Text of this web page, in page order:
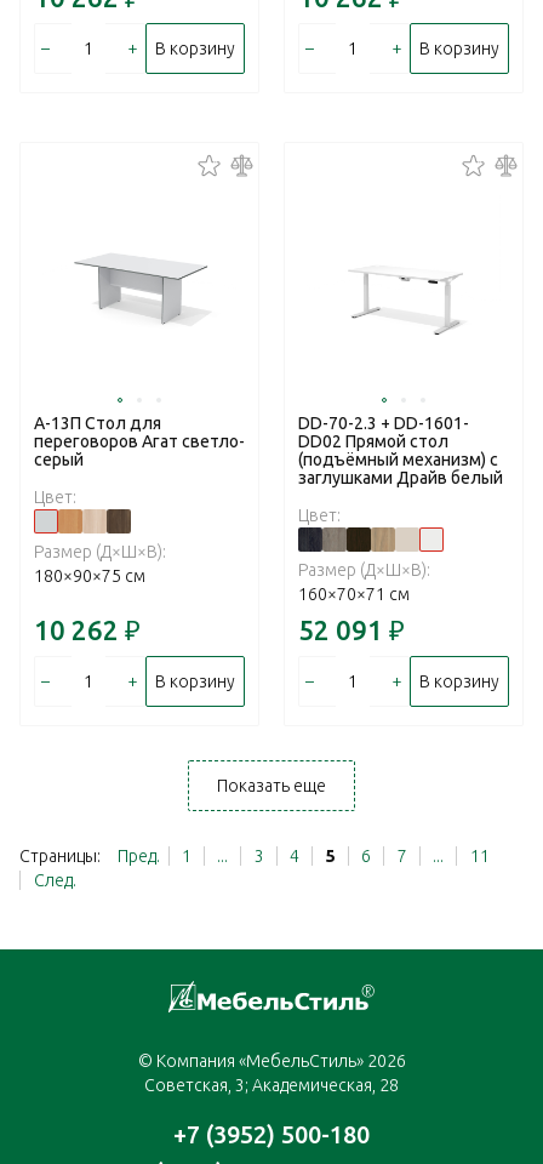
– + В корзину – + В корзину
А-13П Стол для
переговоров Агат светло-
серый
Цвет:
Размер (Д×Ш×В):
180×90×75 см
10 262 ₽
– + В корзину
DD-70-2.3 + DD-1601-
DD02 Прямой стол
(подъёмный механизм) с
заглушками Драйв белый
Цвет:
Размер (Д×Ш×В):
160×70×71 см
52 091 ₽
– + В корзину
Показать еще
Страницы: Пред. 1 ... 3 4 5 6 7 ...
11
След.
© Компания «МебельСтиль» 2026
Советская, 3; Академическая, 28
+7 (3952) 500-180